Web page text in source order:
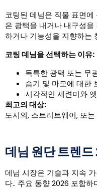
코팅된 데님은 직물 표면
은 광택을 내거나 내구성
하거나 기능성을 지향하는
코팅 데님을 선택하는 이유:
독특한 광택 또는 무
습기 및 마모에 대한
시각적인 세련미와
최고의 대상:
도시의, 스트리트웨어, 또
데님 원단 트렌
데님 시장은 기술과 지속
다.. 주요 동향 2026 포함하